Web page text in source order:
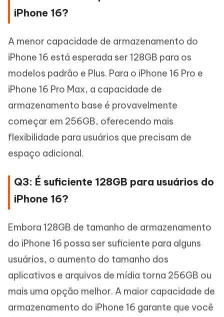
iPhone 16?
A menor capacidade de armazenamento do
iPhone 16 está esperada ser 128GB para os
modelos padrão e Plus. Para o iPhone 16 Pro e
iPhone 16 Pro Max, a capacidade de
armazenamento base é provavelmente
começar em 256GB, oferecendo mais
flexibilidade para usuários que precisam de
espaço adicional.
Q3: É suficiente 128GB para usuários do
iPhone 16?
Embora 128GB de tamanho de armazenamento
do iPhone 16 possa ser suficiente para alguns
usuários, o aumento do tamanho dos
aplicativos e arquivos de mídia torna 256GB ou
mais uma opção melhor. A maior capacidade de
armazenamento do iPhone 16 garante que você